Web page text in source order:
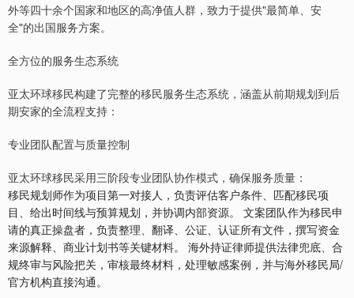
外等四十余个国家和地区的高净值人群，致力于提供"最简单、安
全"的出国服务方案。
全方位的服务生态系统
亚太环球移民构建了完整的移民服务生态系统，涵盖从前期规划到后
期安家的全流程支持：
专业团队配置与质量控制
亚太环球移民采用三阶段专业团队协作模式，确保服务质量：
移民规划师作为项目第一对接人，负责评估客户条件、匹配移民项
目、给出时间线与预算规划，并协调内部资源。 文案团队作为移民申
请的真正操盘者，负责整理、翻译、公证、认证所有文件，撰写资金
来源解释、商业计划书等关键材料。 海外持证律师提供法律兜底、合
规终审与风险把关，审核最终材料，处理敏感案例，并与海外移民局/
官方机构直接沟通。